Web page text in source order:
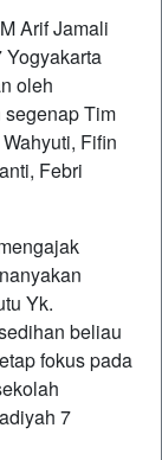
Arif Jamali
oleh
Tim
Fifin
Febri
Yk.
beliau
fokus pada
7